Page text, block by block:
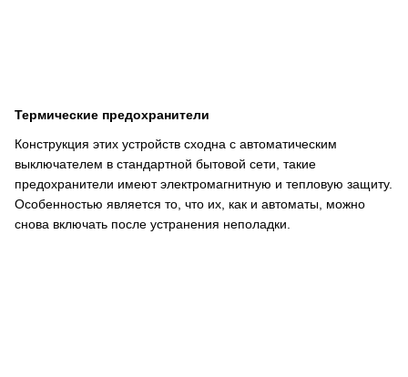
Термические предохранители
Конструкция этих устройств сходна с автоматическим
выключателем в стандартной бытовой сети, такие
предохранители имеют электромагнитную и тепловую защиту.
Особенностью является то, что их, как и автоматы, можно
снова включать после устранения неполадки.